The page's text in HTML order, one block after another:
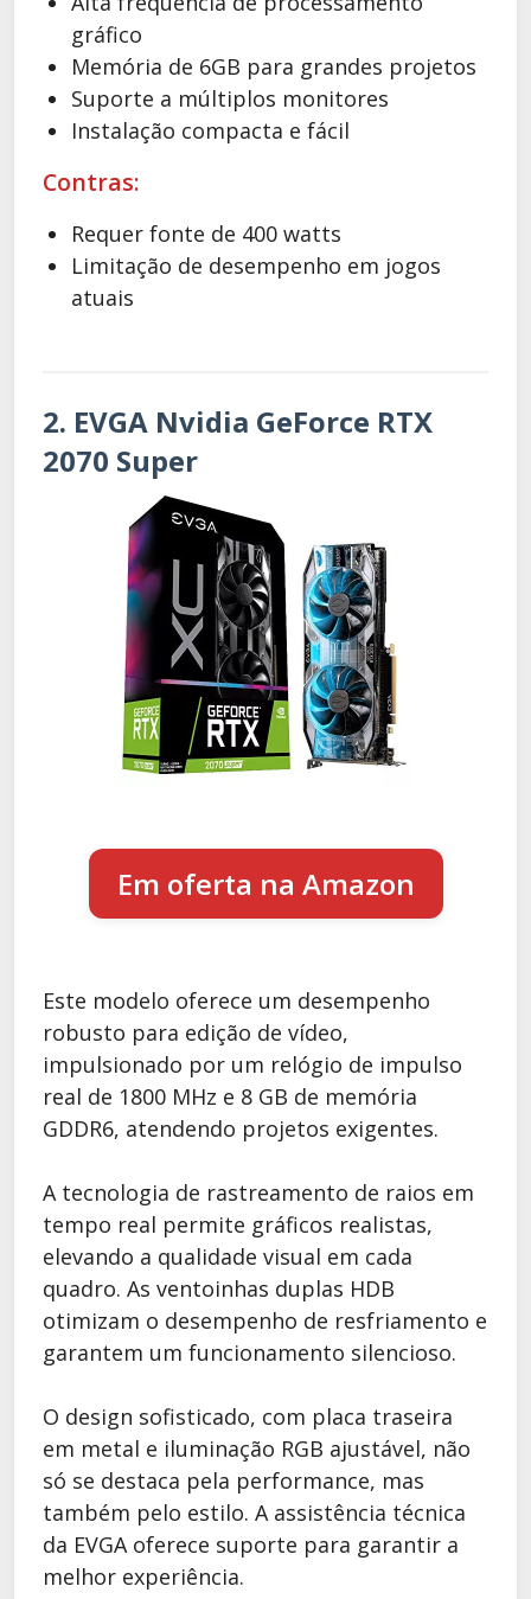
gráfico
Memória de 6GB para grandes projetos
Suporte a múltiplos monitores
Instalação compacta e fácil
Contras:
Requer fonte de 400 watts
Limitação de desempenho em jogos
atuais
2. EVGA Nvidia GeForce RTX
2070 Super
Em oferta na Amazon
Este modelo oferece um desempenho
robusto para edição de vídeo,
impulsionado por um relógio de impulso
real de 1800 MHz e 8 GB de memória
GDDR6, atendendo projetos exigentes.
A tecnologia de rastreamento de raios em
tempo real permite gráficos realistas,
elevando a qualidade visual em cada
quadro. As ventoinhas duplas HDB
otimizam o desempenho de resfriamento e
garantem um funcionamento silencioso.
O design sofisticado, com placa traseira
em metal e iluminação RGB ajustável, não
só se destaca pela performance, mas
também pelo estilo. A assistência técnica
da EVGA oferece suporte para garantir a
melhor experiência.